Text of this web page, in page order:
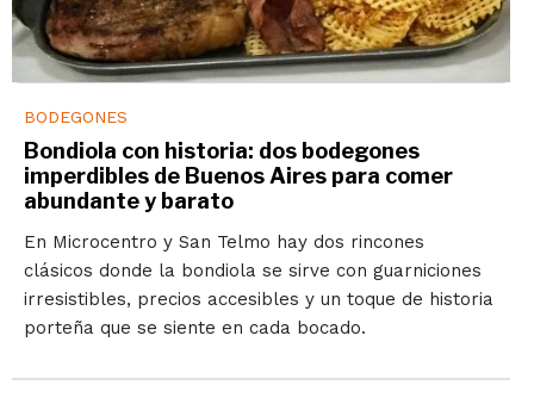
BODEGONES
Bondiola con historia: dos bodegones
imperdibles de Buenos Aires para comer
abundante y barato
En Microcentro y San Telmo hay dos rincones
clásicos donde la bondiola se sirve con guarniciones
irresistibles, precios accesibles y un toque de historia
porteña que se siente en cada bocado.